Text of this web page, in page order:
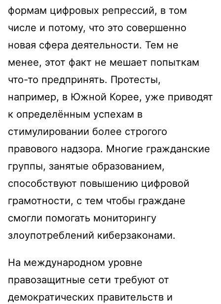
формам цифровых репрессий, в том
числе и потому, что это совершенно
новая сфера деятельности. Тем не
менее, этот факт не мешает попыткам
что-то предпринять. Протесты,
например, в Южной Корее, уже приводят
к определённым успехам в
стимулировании более строгого
правового надзора. Многие гражданские
группы, занятые образованием,
способствуют повышению цифровой
грамотности, с тем чтобы граждане
смогли помогать мониторингу
злоупотреблений киберзаконами.
На международном уровне
правозащитные сети требуют от
демократических правительств и